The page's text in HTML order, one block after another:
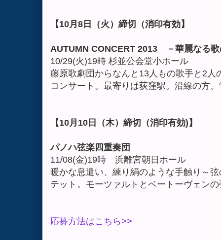
【10月8日（火）締切（消印有効】
AUTUMN CONCERT 2013 －華麗なる歌
10/29(火)19時 杉並公会堂小ホール
藤原歌劇団からなんと13人もの歌手と2人
コンサート。最寄りは荻窪駅。沿線の方
【10月10日（木）締切（消印有効)】
パノハ弦楽四重奏団
11/08(金)19時 浜離宮朝日ホール
暖かな息遣い、練り絹のような手触り～
テット。モーツァルトとベートーヴェン
応募方法はこちら>>